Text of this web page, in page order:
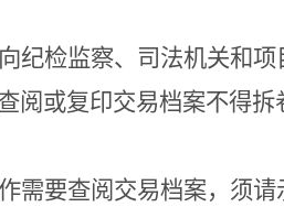
纪检监察、司法机关和
阅或复印交易档案不得
需要查阅交易档案，须请